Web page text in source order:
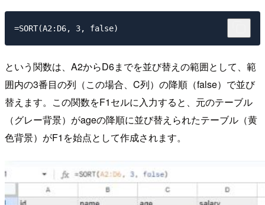
という関数は、A2からD6までを並び替えの範囲として、範
囲内の3番目の列（この場合、C列）の降順（false）で並び
替えます。この関数をF1セルに入力すると、元のテーブル
（グレー背景）がageの降順に並び替えられたテーブル（黄
色背景）がF1を始点として作成されます。